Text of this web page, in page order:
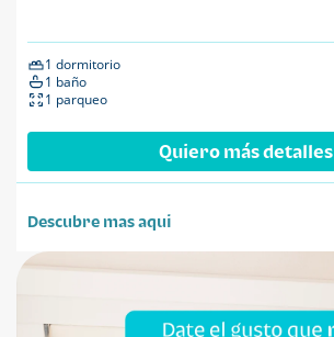
1 dormitorio
1 baño
1 parqueo
Quiero más detalles
Descubre mas aqui